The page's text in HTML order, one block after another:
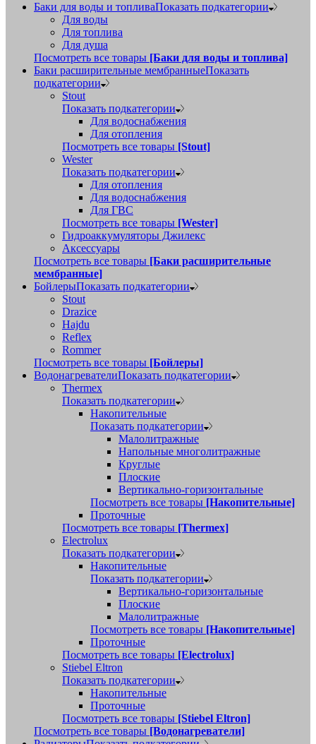
Баки для воды и топливаПоказать подкатегории
Для воды
Для топлива
Для душа
Посмотреть все товары [Баки для воды и топлива]
Баки расширительные мембранныеПоказать
подкатегории
Stout
Показать подкатегории
Для водоснабжения
Для отопления
Посмотреть все товары [Stout]
Wester
Показать подкатегории
Для отопления
Для водоснабжения
Для ГВС
Посмотреть все товары [Wester]
Гидроаккумуляторы Джилекс
Аксессуары
Посмотреть все товары [Баки расширительные
мембранные]
БойлерыПоказать подкатегории
Stout
Drazice
Hajdu
Reflex
Rommer
Посмотреть все товары [Бойлеры]
ВодонагревателиПоказать подкатегории
Thermex
Показать подкатегории
Накопительные
Показать подкатегории
Малолитражные
Напольные многолитражные
Круглые
Плоские
Вертикально-горизонтальные
Посмотреть все товары [Накопительные]
Проточные
Посмотреть все товары [Thermex]
Electrolux
Показать подкатегории
Накопительные
Показать подкатегории
Вертикально-горизонтальные
Плоские
Малолитражные
Посмотреть все товары [Накопительные]
Проточные
Посмотреть все товары [Electrolux]
Stiebel Eltron
Показать подкатегории
Накопительные
Проточные
Посмотреть все товары [Stiebel Eltron]
Посмотреть все товары [Водонагреватели]